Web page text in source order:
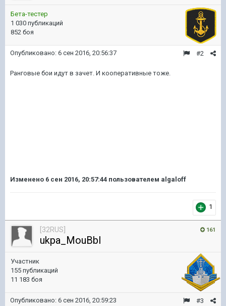
Бета-тестер
1 030 публикаций
852 боя
#2
Опубликовано: 6 сен 2016, 20:56:37
Ранговые бои идут в зачет. И кооперативные тоже.
Изменено 6 сен 2016, 20:57:44 пользователем algaloff
1
161
[32RUS]
ukpa_MouBbI
Участник
155 публикаций
11 183 боя
#3
Опубликовано: 6 сен 2016, 20:59:23